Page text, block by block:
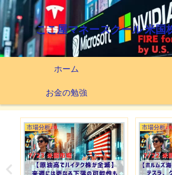
ここ屋マネースクール 米国
ホーム
お金の勉強
市場分析 市場分析